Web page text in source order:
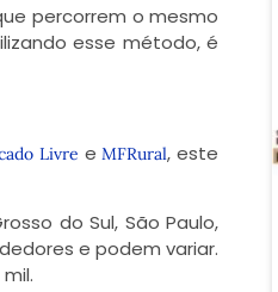
percorrem o mesmo
esse método, é
Livre eMFRural, este
do Sul, São Paulo,
e podem variar.